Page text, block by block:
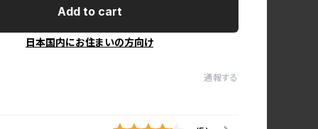
Add to cart
日本国内にお住まいの方向け
通報する